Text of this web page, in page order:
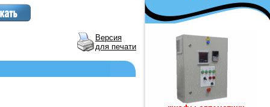
Версия
для печати